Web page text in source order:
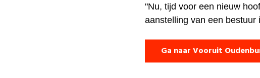
"Nu, tijd voor een nieuw
aanstelling van een bestuur
Ga naar Vooruit